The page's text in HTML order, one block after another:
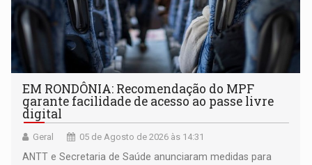
EM RONDÔNIA: Recomendação do MPF
garante facilidade de acesso ao passe livre
digital
Geral 05 de Agosto de 2026 às 14:31
ANTT e Secretaria de Saúde anunciaram medidas para